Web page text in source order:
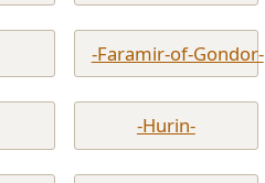
-Faramir-of-Gondor-
-Hurin-